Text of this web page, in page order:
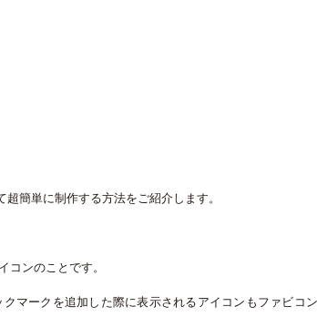
簡単に制作する方法をご紹介します。
コンのことです。
マークを追加した際に表示されるアイコンもファビコ